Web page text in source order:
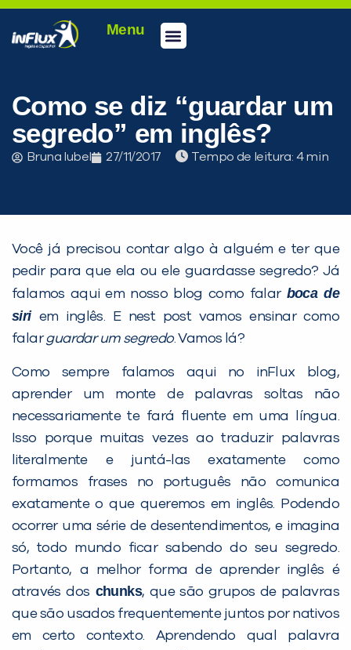
Menu
Como se diz “guardar um
segredo” em inglês?
Bruna Iubel 27/11/2017 Tempo de leitura:
Você já precisou contar algo à alguém e ter que
pedir para que ela ou ele guardasse segredo?Já
falamos aqui em nosso blog como falar boca de
siri em inglês. E nest post vamos ensinar como
falarguardar um segredo. Vamos lá?
Como sempre falamos aqui no inFlux blog,
aprender um monte de palavras soltas não
necessariamente te fará fluente em uma língua.
Isso porque muitas vezes ao traduzir palavras
literalmente e juntá-las exatamente como
formamos frases no português não comunica
exatamente o que queremos em inglês. Podendo
ocorrer uma série de desentendimentos, e imagina
só, todo mundo ficar sabendo do seu segredo.
Portanto, a melhor forma de aprender inglês é
através dos chunks, que são grupos de palavras
que são usados frequentemente juntos por nativos
em certo contexto. Aprendendo qual palavra
PEÇA UMA DEMONSTRAÇÃO DE MÉTODO